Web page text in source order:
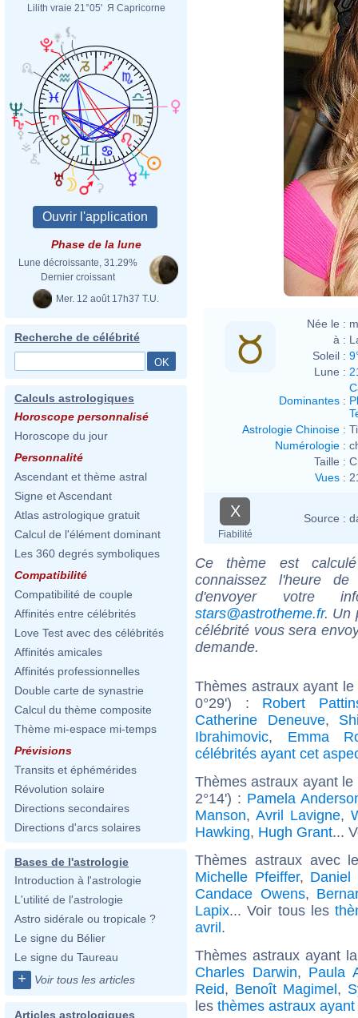
Lilith vraie 21°05' Я Capricorne
Phase de la lune
Lune décroissante, 31.29%
Dernier croissant
Mer. 12 août 17h37 T.U.
Recherche de célébrité
Calculs astrologiques
Horoscope personnalisé
Horoscope du jour
Personnalité
Ascendant et thème astral
Signe et Ascendant
Atlas astrologique gratuit
Calcul de l'élément dominant
Les 360 degrés symboliques
Compatibilité
Compatibilité de couple
Affinités entre célébrités
Love Test avec des célébrités
Affinités amicales
Affinités professionnelles
Double carte de synastrie
Calcul du thème composite
Thème mi-espace mi-temps
Prévisions
Transits et éphémérides
Révolution solaire
Directions secondaires
Directions d'arcs solaires
Bases de l'astrologie
Introduction à l'astrologie
L'utilité de l'astrologie
Astro sidérale ou tropicale ?
Le signe du Bélier
Le signe du Taureau
+ Voir tous les articles
Articles astrologiques
Née le :
à :
Soleil :
Lune :
Dominantes :
Astrologie Chinoise :
Numérologie :
Taille :
Vues :
X
Fiabilité
Source :
Ce thème est
connaissez l'heure
d'envoyer votre
stars@astrotheme.fr. Un
célébrité vous sera
demande.
Thèmes astraux ayant
0°29') : Robert
Catherine Deneuve,
Ibrahimovic, Emma
célébrités ayant cet
Thèmes astraux ayant
2°14') : Pamela
Manson, Avril Lavigne,
Hawking, Hugh Grant...
Thèmes astraux avec
Michelle Pfeiffer, Daniel
Candace Owens,
Lapix... Voir tous les
avril.
Thèmes astraux ayant
Charles Darwin, Paula
Reid, Benoît Magimel,
les thèmes astraux